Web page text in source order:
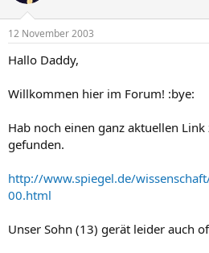
12 November 2003
Hallo Daddy,
Willkommen hier im Forum! :bye:
Hab noch einen ganz aktuellen
gefunden.
http://www.spiegel.de/
00.html
Unser Sohn (13) gerät leider auch